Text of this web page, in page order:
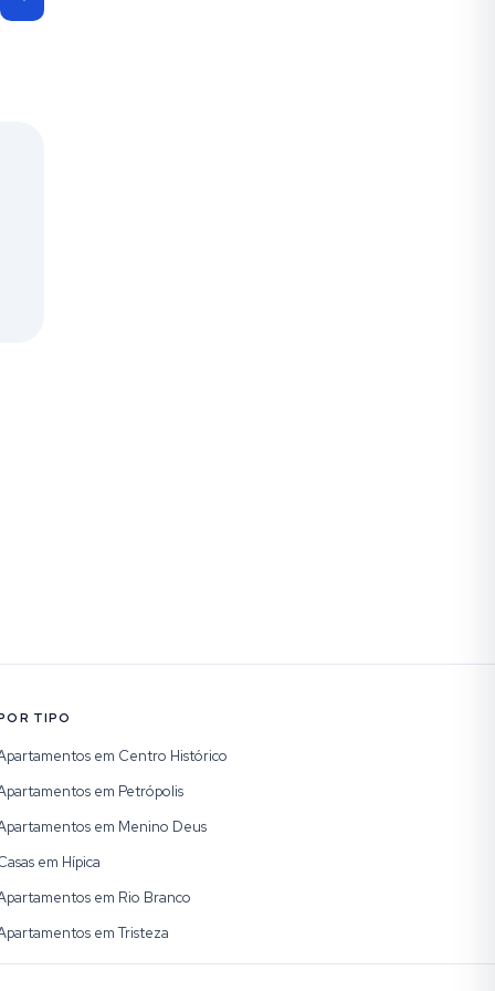
TIPO
em Centro Histórico
em Petrópolis
em Menino Deus
em Hípica
em Rio Branco
em Tristeza